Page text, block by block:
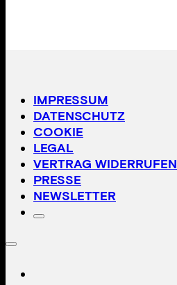
IMPRESSUM
DATENSCHUTZ
COOKIE
LEGAL
VERTRAG WIDERRUFEN
PRESSE
NEWSLETTER